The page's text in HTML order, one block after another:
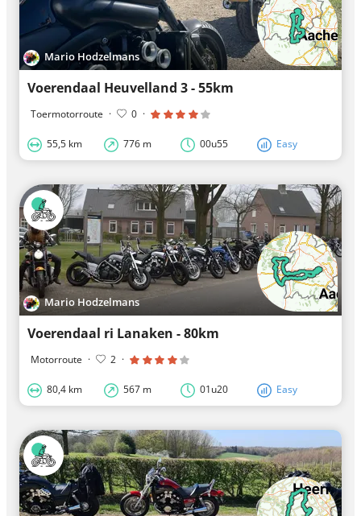
Mario Hodzelmans
Voerendaal Heuvelland 3 - 55km
Toermotorroute · 0 ·
55,5 km 776 m 00u55 Easy
Mario Hodzelmans
Voerendaal ri Lanaken - 80km
Motorroute · 2 ·
80,4 km 567 m 01u20 Easy